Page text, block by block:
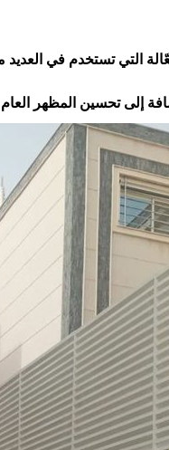
التي تستخدم في
إلى تحسين المظهر